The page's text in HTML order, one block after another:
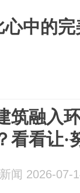
心中的
筑融入
看看让·
闻 2026-07-